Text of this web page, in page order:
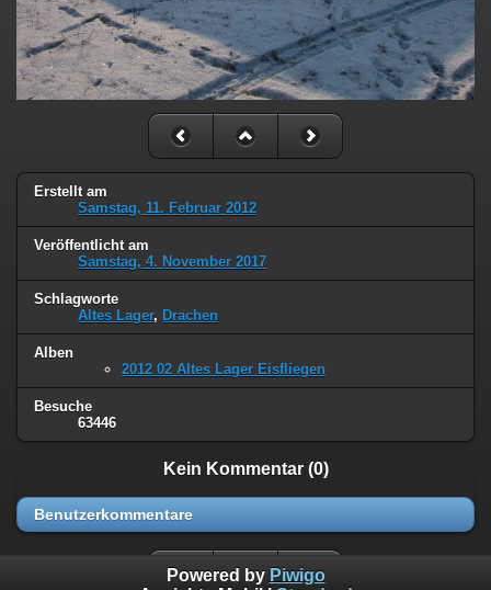
Erstellt am
Samstag, 11. Februar 2012
Veröffentlicht am
Samstag, 4. November 2017
Schlagworte
Altes Lager, Drachen
Alben
2012 02 Altes Lager Eisfliegen
Besuche
63446
Kein Kommentar (0)
Benutzerkommentare
Powered by Piwigo